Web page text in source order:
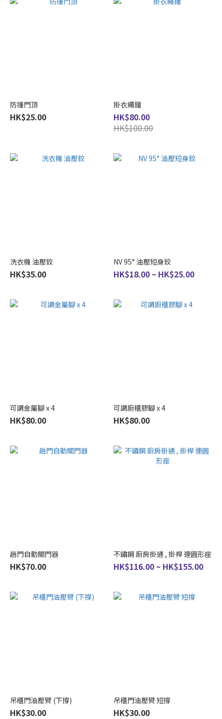
防撞門頂
HK$25.00
掛衣繩鐘
HK$80.00
HK$100.00
洗衣機 油壓鉸
HK$35.00
NV 95° 油壓短身鉸
HK$18.00 ~ HK$25.00
可調金屬腳 x 4
HK$80.00
可調廚櫃膠腳 x 4
HK$80.00
趟門自動關門器
HK$70.00
不鏽鋼 廚房掛通 , 掛桿 連圓形座
HK$116.00 ~ HK$155.00
吊櫃門油壓臂 (下撐)
HK$30.00
吊櫃門油壓臂 短撐
HK$30.00